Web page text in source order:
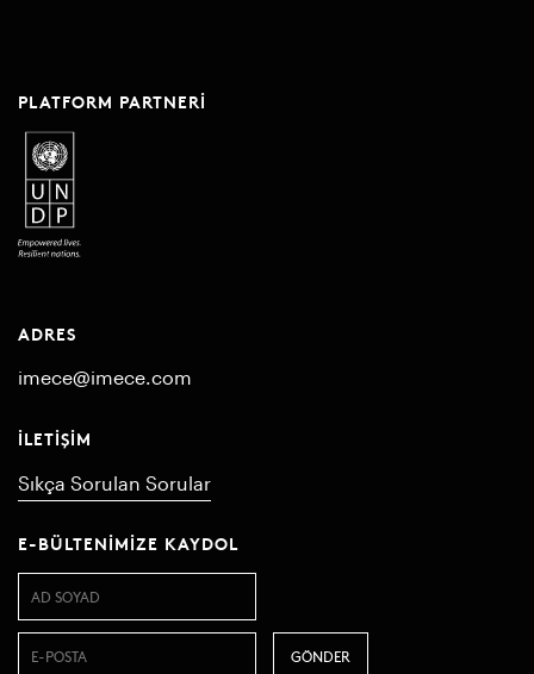
PLATFORM PARTNERI
ADRES
imece@imece.com
İLETIŞIM
Sıkça Sorulan Sorular
E-BÜLTENIMIZE KAYDOL